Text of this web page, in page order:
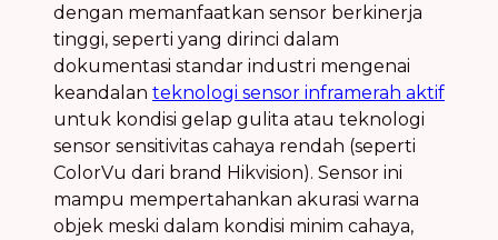
dengan memanfaatkan sensor berkinerja
tinggi, seperti yang dirinci dalam
dokumentasi standar industri mengenai
keandalan teknologi sensor inframerah aktif
untuk kondisi gelap gulita atau teknologi
sensor sensitivitas cahaya rendah (seperti
ColorVu dari brand Hikvision). Sensor ini
mampu mempertahankan akurasi warna
objek meski dalam kondisi minim cahaya,